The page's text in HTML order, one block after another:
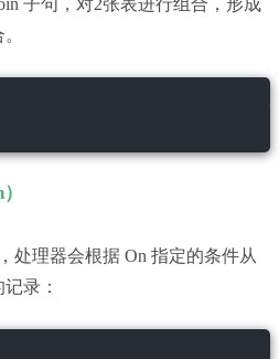
子句，对2张表进行组合，形成
处理器会根据 On 指定的条件从
录：